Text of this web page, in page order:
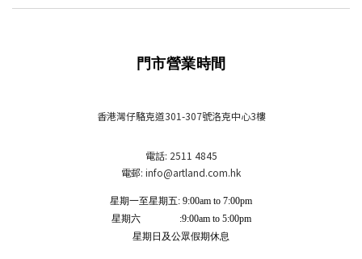
門市營業時間
香港灣仔駱克道301-307號洛克中心3樓
電話: 2511 4845
電郵: info@artland.com.hk
星期一至星期五: 9:00am to 7:00pm
星期六 :9:00am to 5:00pm
星期日及公眾假期休息